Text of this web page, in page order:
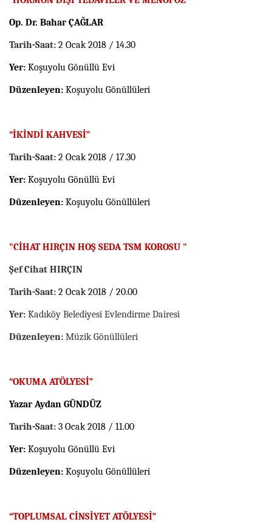
Op. Dr. Bahar ÇAĞLAR
Tarih-Saat: 2 Ocak 2018 / 14.30
Yer: Koşuyolu Gönüllü Evi
Düzenleyen: Koşuyolu Gönüllüleri
“İKİNDİ KAHVESİ”
Tarih-Saat: 2 Ocak 2018 / 17.30
Yer: Koşuyolu Gönüllü Evi
Düzenleyen: Koşuyolu Gönüllüleri
"CİHAT HIRÇIN HOŞ SEDA TSM KOROSU "
Şef Cihat HIRÇIN
Tarih-Saat: 2 Ocak 2018 / 20.00
Yer: Kadıköy Belediyesi Evlendirme Dairesi
Düzenleyen: Müzik Gönüllüleri
“OKUMA ATÖLYESİ”
Yazar Aydan GÜNDÜZ
Tarih-Saat: 3 Ocak 2018 / 11.00
Yer: Koşuyolu Gönüllü Evi
Düzenleyen: Koşuyolu Gönüllüleri
“TOPLUMSAL CİNSİYET ATÖLYESİ”